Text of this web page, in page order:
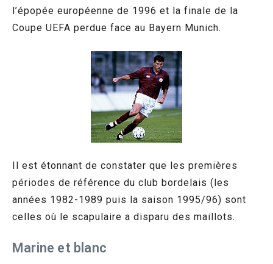
l’épopée européenne de 1996 et la finale de la
Coupe UEFA perdue face au Bayern Munich.
Il est étonnant de constater que les premières
périodes de référence du club bordelais (les
années 1982-1989 puis la saison 1995/96) sont
celles où le scapulaire a disparu des maillots.
Marine et blanc